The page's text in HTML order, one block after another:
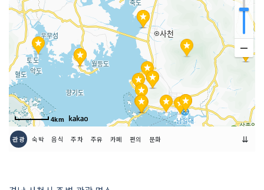
4km
관광 숙박 음식 주차 주유 카페 편의 문화 ⇊